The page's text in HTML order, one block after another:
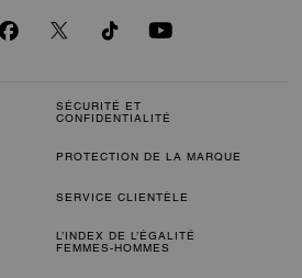
SÉCURITÉ ET
CONFIDENTIALITÉ
PROTECTION DE LA MARQUE
SERVICE CLIENTÈLE
L’INDEX DE L’ÉGALITÉ
FEMMES-HOMMES